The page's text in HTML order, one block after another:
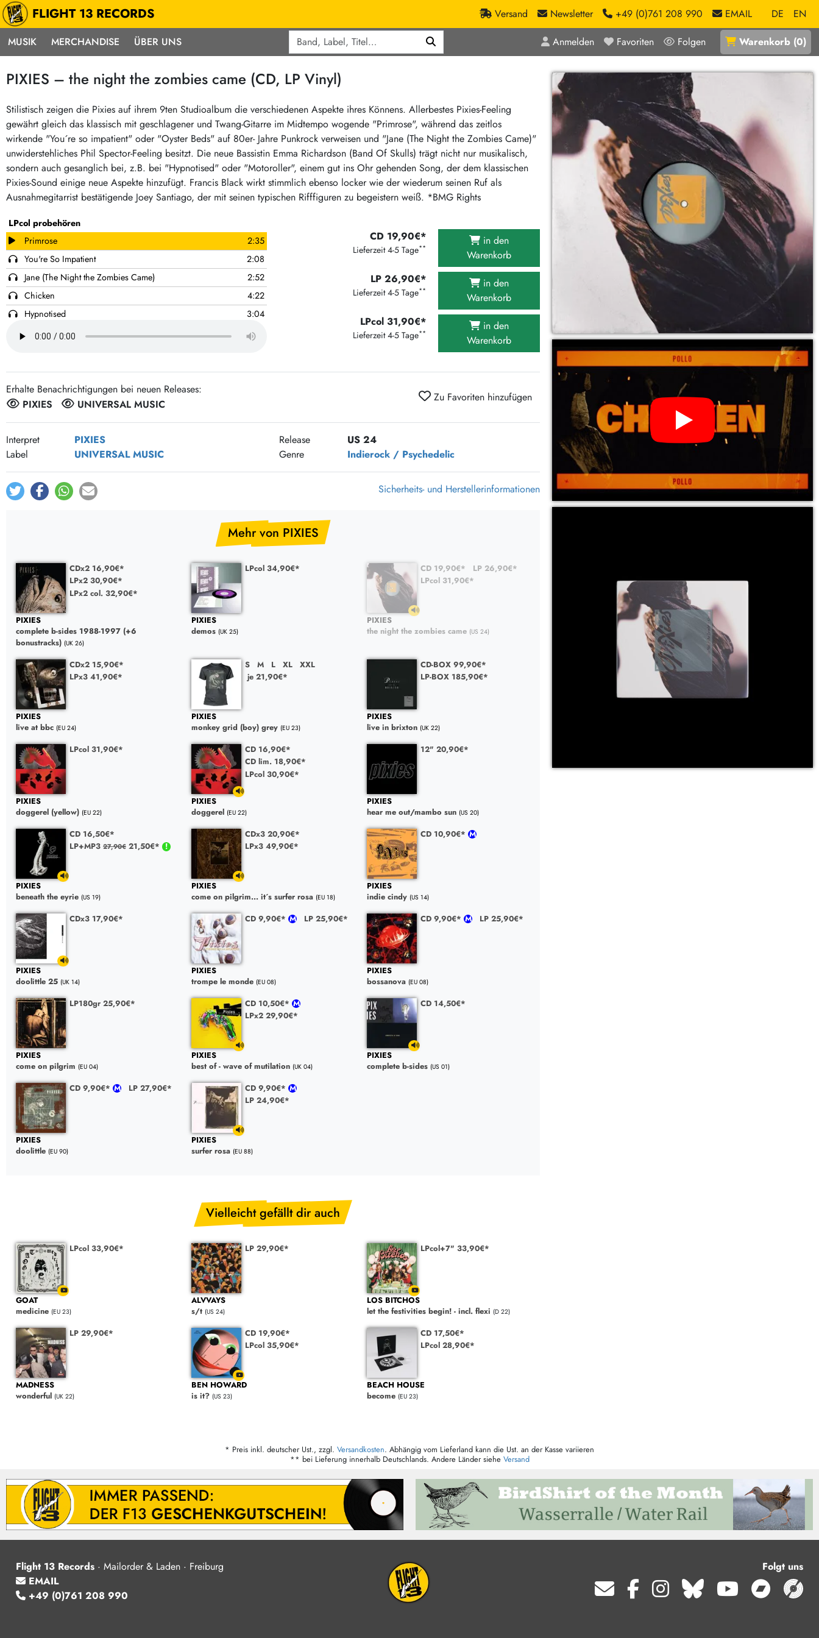
FLIGHT 13 RECORDS Versand Newsletter +49 (0)761 208 990 EMAIL DE
EN
MUSIK
Musik
Alle Neuheiten
Pre-Order
Highlights
Exklusiv & Limitiert
Neu auf Lager
Sonderangebote
Midprice
Mehr…
deutschsprachig
Soundtracks
LP Hüllen, Zubehör
Bücher, Fanzines etc.
Punk / HC
Hardcore
Emo
Postpunk / New Wave
Punkrock
60s / Garage
Beat / Surf
60s / Garage / R´n´R
Post-Rock / Folk
Electronic
Neoklassik
Abstract / Ambient
Electronic Goods
Reggae/Ska
Soul / Exotica / Jazz
Ska
Hiphop
Crazysane Günstiger
Fuzzorama günstiger
Tapete Records günstiger
Sunny Sunny Bastards Summer 26
Warner Rockerwochen
Universal Vinyl Günstig
BMG Aktion
375 Aktion Vinyl Q3 2026
Clouds Hill & Broken Silence-Sommer-Aktion
RSD 2026
FLIGHT 13 REC. SALE
MERCHANDISE ÜBER UNS Anmelden Favoriten Folgen Warenkorb (0)
PIXIES – the night the zombies came (CD, LP Vinyl)
Stilistisch zeigen die Pixies auf ihrem 9ten Studioalbum die verschiedenen Aspekte ihres Könnens. Allerbestes Pixies-Feeling
gewährt gleich das klassisch mit geschlagener und Twang-Gitarre im Midtempo wogende "Primrose", während das zeitlos
wirkende "You´re so impatient" oder "Oyster Beds" auf 80er- Jahre Punkrock verweisen und "Jane (The Night the Zombies Came)"
unwiderstehliches Phil Spector-Feeling besitzt. Die neue Bassistin Emma Richardson (Band Of Skulls) trägt nicht nur musikalisch,
sondern auch gesanglich bei, z.B. bei "Hypnotised" oder "Motoroller", einem gut ins Ohr gehenden Song, der dem klassischen
Pixies-Sound einige neue Aspekte hinzufügt. Francis Black wirkt stimmlich ebenso locker wie der wiederum seinen Ruf als
Ausnahmegitarrist bestätigende Joey Santiago, der mit seinen typischen Rifffiguren zu begeistern weiß. *BMG Rights
LPcol probehören
Primrose
2:35
You're So Impatient
2:08
Jane (The Night the Zombies Came)
2:52
Chicken
4:22
Hypnotised
3:04
Johnny Good Man
3:28
I Hear You Mary
3:13
Oyster Beds
Mercy Me
Ernest Evans
2:42
Kings of the Prairie
The Vegas Suite
CD 19,90€*
Lieferzeit 4-5 Tage**
in den
Warenkorb
LP 26,90€*
Lieferzeit 4-5 Tage**
in den
Warenkorb
LPcol 31,90€*
Lieferzeit 4-5 Tage**
in den
Warenkorb
Erhalte Benachrichtigungen bei neuen Releases:
PIXIES
UNIVERSAL MUSIC
Zu Favoriten hinzufügen
Interpret PIXIES Release
US 24
Label
UNIVERSAL MUSIC Genre Indierock / Psychedelic
Sicherheits- und Herstellerinformationen
Mehr von PIXIES
CDx2 16,90€*
LPx2 30,90€*
LPx2 col. 32,90€*
PIXIES
complete b-sides 1988-1997 (+6
bonustracks) (UK 26)
LPcol 34,90€*
PIXIES
demos (UK 25)
CD 19,90€*
LP 26,90€*
LPcol 31,90€*
PIXIES
the night the zombies came (US 24)
CDx2 15,90€*
LPx3 41,90€*
PIXIES
live at bbc (EU 24)
S M L XL
XXL
je 21,90€*
PIXIES
monkey grid (boy) grey (EU 23)
CD-BOX 99,90€*
LP-BOX 185,90€*
PIXIES
live in brixton (UK 22)
LPcol 31,90€*
PIXIES
doggerel (yellow) (EU 22)
CD 16,90€*
CD lim. 18,90€*
LPcol 30,90€*
PIXIES
doggerel (EU 22)
12" 20,90€*
PIXIES
hear me out/mambo sun (US 20)
CD 16,50€*
LP+MP3 27,90€21,50€*
PIXIES
beneath the eyrie (US 19)
CDx3 20,90€*
LPx3 49,90€*
PIXIES
come on pilgrim... it´s surfer rosa (EU 18)
CD 10,90€*
PIXIES
indie cindy (US 14)
CDx3 17,90€*
PIXIES
doolittle 25 (UK 14)
CD 9,90€* LP 25,90€*
PIXIES
trompe le monde (EU 08)
CD 9,90€* LP 25,90€*
PIXIES
bossanova (EU 08)
LP180gr 25,90€*
PIXIES
come on pilgrim (EU 04)
CD 10,50€*
LPx2 29,90€*
PIXIES
best of - wave of mutilation (UK 04)
CD 14,50€*
PIXIES
complete b-sides (US 01)
CD 9,90€* LP 27,90€*
PIXIES
doolittle (EU 90)
CD 9,90€*
LP 24,90€*
PIXIES
surfer rosa (EU 88)
Vielleicht gefällt dir auch
LPcol 33,90€*
GOAT
medicine (EU 23)
LP 29,90€*
ALVVAYS
s/t (US 24)
LPcol+7" 33,90€*
LOS BITCHOS
let the festivities begin! - incl. flexi (D 22)
LP 29,90€*
MADNESS
wonderful (UK 22)
CD 19,90€*
LPcol 35,90€*
BEN HOWARD
is it? (US 23)
CD 17,50€*
LPcol 28,90€*
BEACH HOUSE
become (EU 23)
YouTube Video: PIXIES – the night the zombies came (CD, LP
* Preis inkl. deutscher Ust., zzgl. Versandkosten. Abhängig vom Lieferland kann die Ust. an der Kasse variieren
** bei Lieferung innerhalb Deutschlands. Andere Länder siehe Versand
Flight 13 Records · Mailorder & Laden · Freiburg
EMAIL
+49 (0)761 208 990
Folgt uns